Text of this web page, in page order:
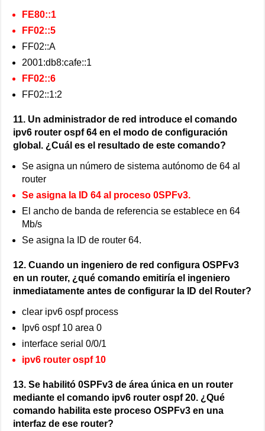
FE80::1
FF02::5
FF02::A
2001:db8:cafe::1
FF02::6
FF02::1:2
11. Un administrador de red introduce el comando
ipv6 router ospf 64 en el modo de configuración
global. ¿Cuál es el resultado de este comando?
Se asigna un número de sistema autónomo de 64 al
router
Se asigna la ID 64 al proceso 0SPFv3.
El ancho de banda de referencia se establece en 64
Mb/s
Se asigna la ID de router 64.
12. Cuando un ingeniero de red configura OSPFv3
en un router, ¿qué comando emitiría el ingeniero
inmediatamente antes de configurar la ID del Router?
clear ipv6 ospf process
Ipv6 ospf 10 area 0
interface serial 0/0/1
ipv6 router ospf 10
13. Se habilitó 0SPFv3 de área única en un router
mediante el comando ipv6 router ospf 20. ¿Qué
comando habilita este proceso OSPFv3 en una
interfaz de ese router?